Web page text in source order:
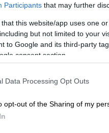
Participants that may further
that this website/app uses one
but not limited to your
to Google and its third-party
consent section.
Data Processing Opt Outs
opt-out of the Sharing of my
καθημερινά από
εδώ και μία εβδομάδα
(ΠΟΥ) .
νέωνκρουσμάτων
Covid-19, που
του τελευταίου
που απέτυχαν να